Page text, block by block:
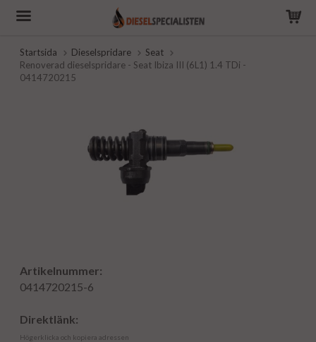
Startsida Dieselspridare
Seat
Renoverad dieselspridare - Seat Ibiza III (6L1) 1.4 TDi -
0414720215
Artikelnummer:
0414720215-6
Direktlänk:
Högerklicka och kopiera adressen